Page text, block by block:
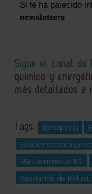
Si te ha parecido
newsletters
Sigue el canal de
químico y
más detallados e
Tags: Iberquimia
Soluciones para
Mantenimiento 4.0
Asociación de